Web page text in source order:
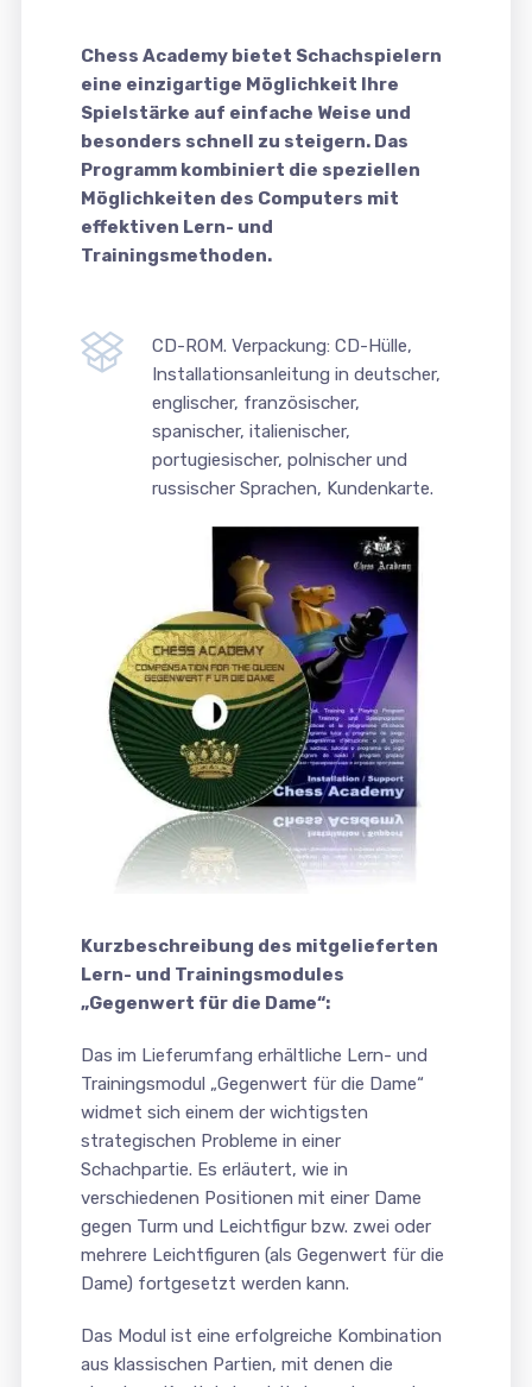
Chess Academy bietet Schachspielern
eine einzigartige Möglichkeit Ihre
Spielstärke auf einfache Weise und
besonders schnell zu steigern. Das
Programm kombiniert die speziellen
Möglichkeiten des Computers mit
effektiven Lern- und
Trainingsmethoden.
CD-ROM. Verpackung: CD-Hülle,
Installationsanleitung in deutscher,
englischer, französischer,
spanischer, italienischer,
portugiesischer, polnischer und
russischer Sprachen, Kundenkarte.
Kurzbeschreibung des mitgelieferten
Lern- und Trainingsmodules
„Gegenwert für die Dame“:
Das im Lieferumfang erhältliche Lern- und
Trainingsmodul „Gegenwert für die Dame“
widmet sich einem der wichtigsten
strategischen Probleme in einer
Schachpartie. Es erläutert, wie in
verschiedenen Positionen mit einer Dame
gegen Turm und Leichtfigur bzw. zwei oder
mehrere Leichtfiguren (als Gegenwert für die
Dame) fortgesetzt werden kann.
Das Modul ist eine erfolgreiche Kombination
aus klassischen Partien, mit denen die